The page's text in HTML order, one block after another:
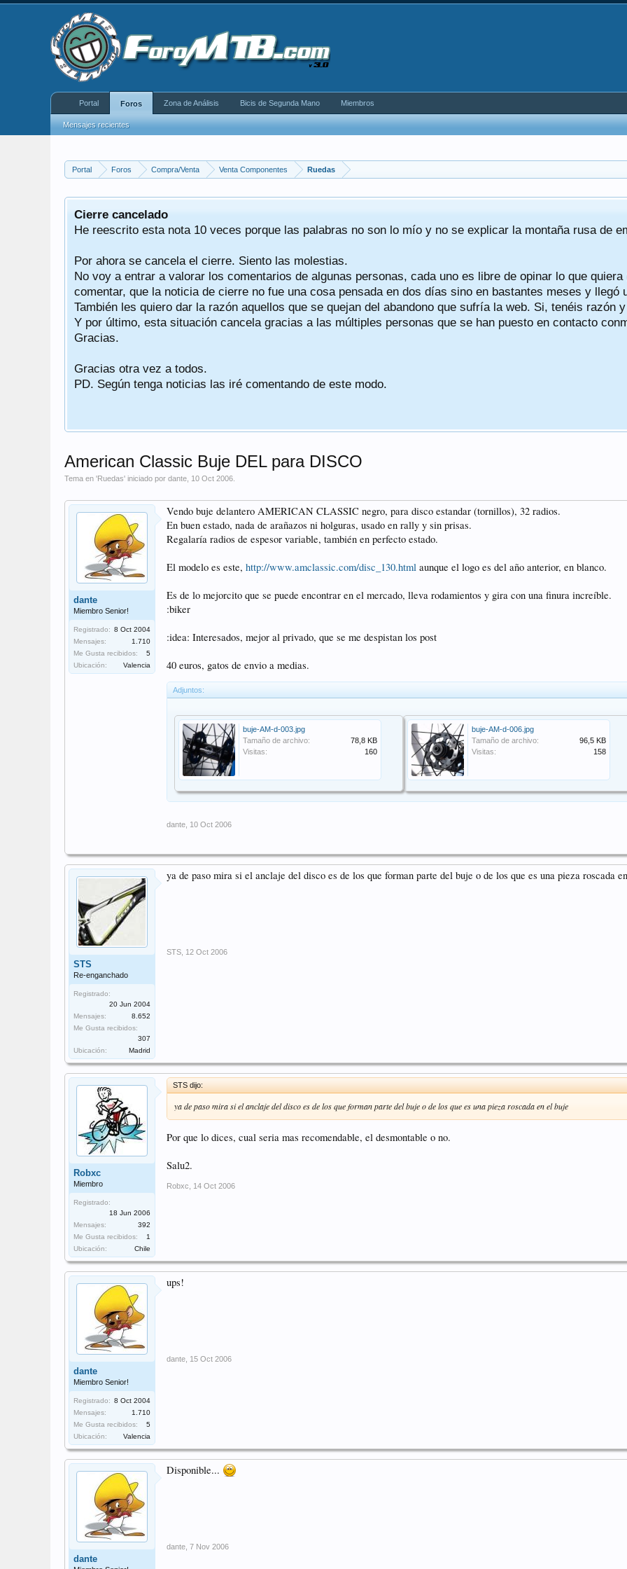
Portal Foros Compra/Venta Venta Componentes Ruedas
Cierre cancelado
He reescrito esta nota 10 veces porque las palabras no son lo mío y no se explicar la montaña rusa de
Por ahora se cancela el cierre. Siento las molestias.
No voy a entrar a valorar los comentarios de algunas personas, cada uno es libre de opinar lo que
comentar, que la noticia de cierre no fue una cosa pensada en dos días sino en bastantes meses y llegó
También les quiero dar la razón aquellos que se quejan del abandono que sufría la web. Si, tenéis razón
Y por último, esta situación cancela gracias a las múltiples personas que se han puesto en contacto
Gracias.
Gracias otra vez a todos.
PD. Según tenga noticias las iré comentando de este modo.
American Classic Buje DEL para DISCO
Tema en 'Ruedas' iniciado por dante 10 Oct 2006
dante
Miembro Senior!
Registrado: 8 Oct 2004
Mensajes:
1.710
Me Gusta recibidos:
5
Ubicación:
Valencia
Vendo buje delantero AMERICAN CLASSIC negro, para disco estandar (tornillos), 32 radios.
En buen estado, nada de arañazos ni holguras, usado en rally y sin prisas.
Regalaría radios de espesor variable, también en perfecto estado.
El modelo es este, http://www.amclassic.com/disc_130.html aunque el logo es del año anterior, en blanco.
Es de lo mejorcito que se puede encontrar en el mercado, lleva rodamientos y gira con una finura increíble.
:biker
:idea: Interesados, mejor al privado, que se me despistan los post
40 euros, gatos de envio a medias.
Adjuntos:
buje-AM-d-003.jpg
Tamaño de archivo:
78,8 KB
Visitas:
160
buje-AM-d-006.jpg
Tamaño de archivo:
96,5 KB
Visitas:
158
dante 10 Oct 2006
STS
Re-enganchado
Registrado:
20 Jun 2004
Mensajes:
8.652
Me Gusta recibidos:
307
Ubicación:
Madrid
ya de paso mira si el anclaje del disco es de los que forman parte del buje o de los que es una pieza roscada
STS 12 Oct 2006
Robxc
Miembro
Registrado:
18 Jun 2006
Mensajes:
392
Me Gusta recibidos:
1
Ubicación:
Chile
STS dijo:
ya de paso mira si el anclaje del disco es de los que forman parte del buje o de los que es una pieza roscada en el buje
Por que lo dices, cual seria mas recomendable, el desmontable o no.
Salu2.
Robxc 14 Oct 2006
dante
Miembro Senior!
Registrado: 8 Oct 2004
Mensajes:
1.710
Me Gusta recibidos:
5
Ubicación:
Valencia
ups!
dante 15 Oct 2006
dante
Disponible...
dante 7 Nov 2006
Portal Foros
Mensajes recientes
Zona de Análisis Bicis de Segunda Mano Miembros